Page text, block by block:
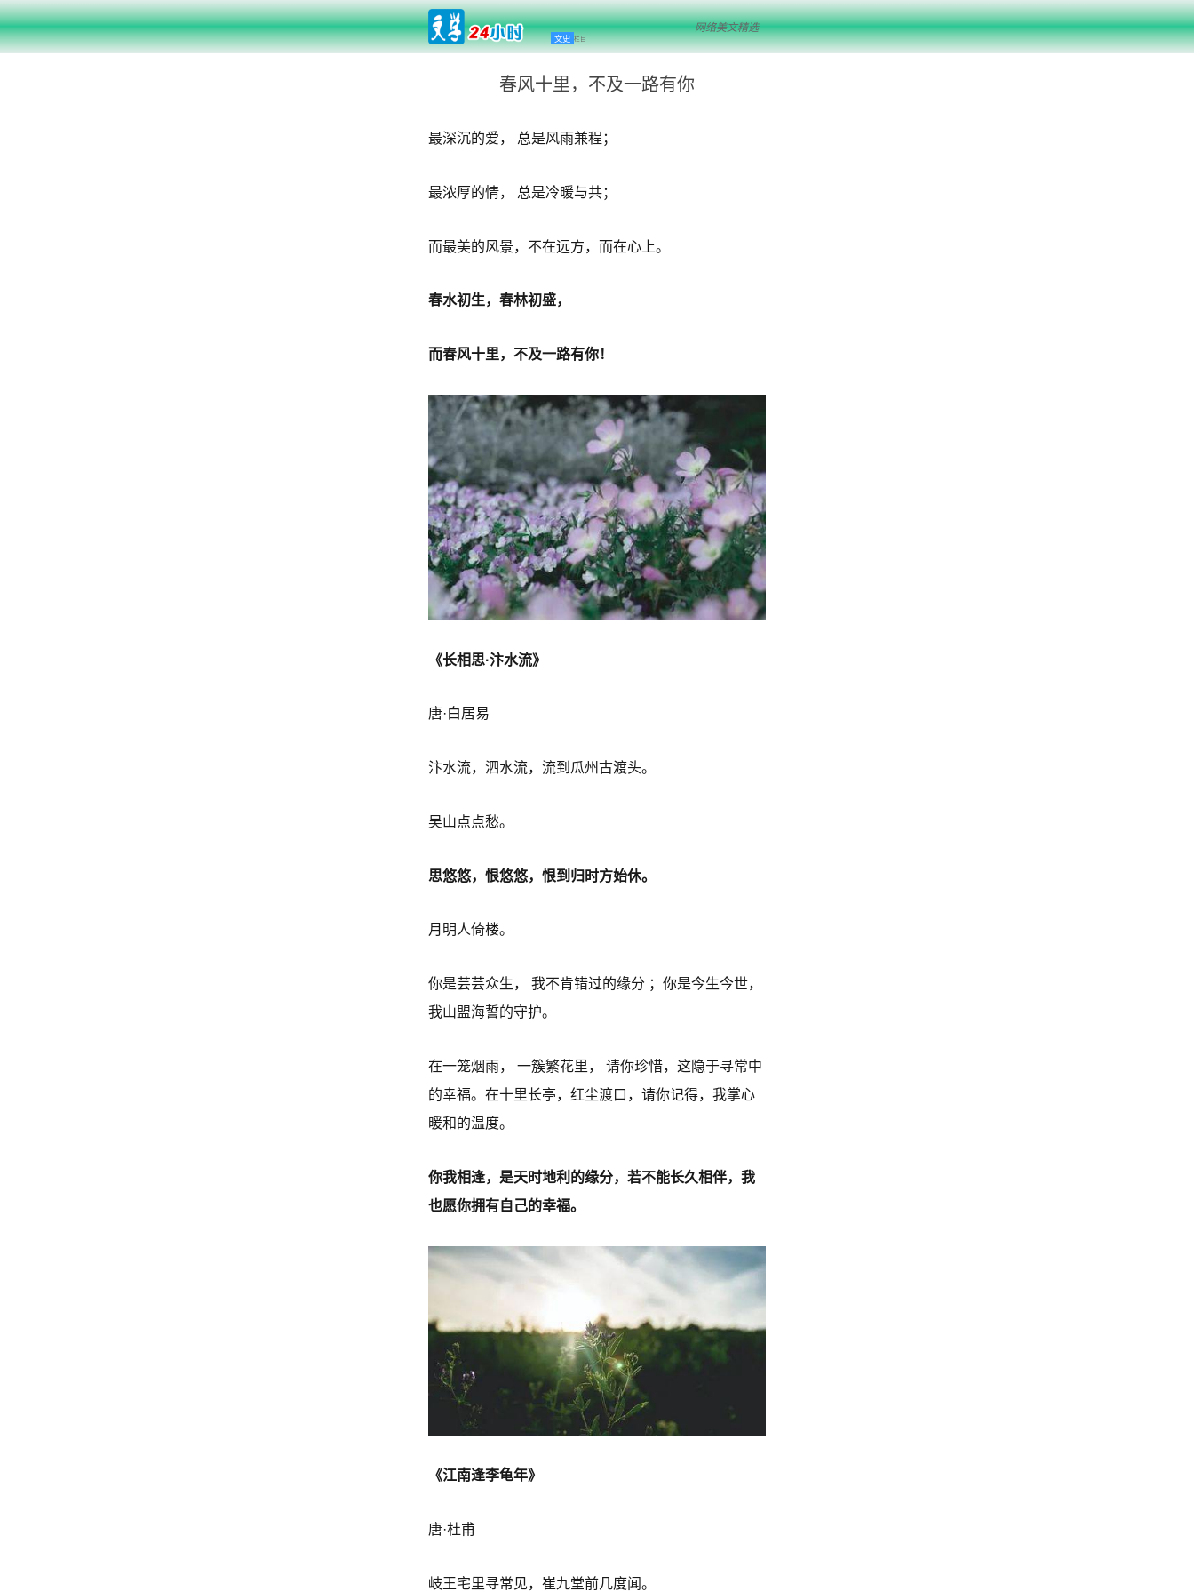
文史 栏目
网络美文精选
春风十里，不及一路有你
最深沉的爱， 总是风雨兼程；
最浓厚的情， 总是冷暖与共；
而最美的风景，不在远方，而在心上。
春水初生，春林初盛，
而春风十里，不及一路有你！
《长相思·汴水流》
唐·白居易
汴水流，泗水流，流到瓜州古渡头。
吴山点点愁。
思悠悠，恨悠悠，恨到归时方始休。
月明人倚楼。
你是芸芸众生， 我不肯错过的缘分 ；你是今生今世，
我山盟海誓的守护。
在一笼烟雨， 一簇繁花里， 请你珍惜，这隐于寻常中
的幸福。在十里长亭，红尘渡口，请你记得，我掌心
暖和的温度。
你我相逢，是天时地利的缘分，若不能长久相伴，我
也愿你拥有自己的幸福。
《江南逢李龟年》
唐·杜甫
岐王宅里寻常见，崔九堂前几度闻。